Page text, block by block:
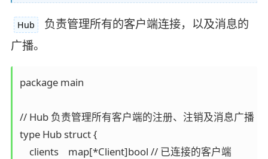
Hub
负责管理所有的客户端连接，以及消息的
广播。
package main
// Hub 负责管理所有客户端的注册、注销及消息广播
type Hub struct {
    clients    map[*Client]bool // 已连接的客户端